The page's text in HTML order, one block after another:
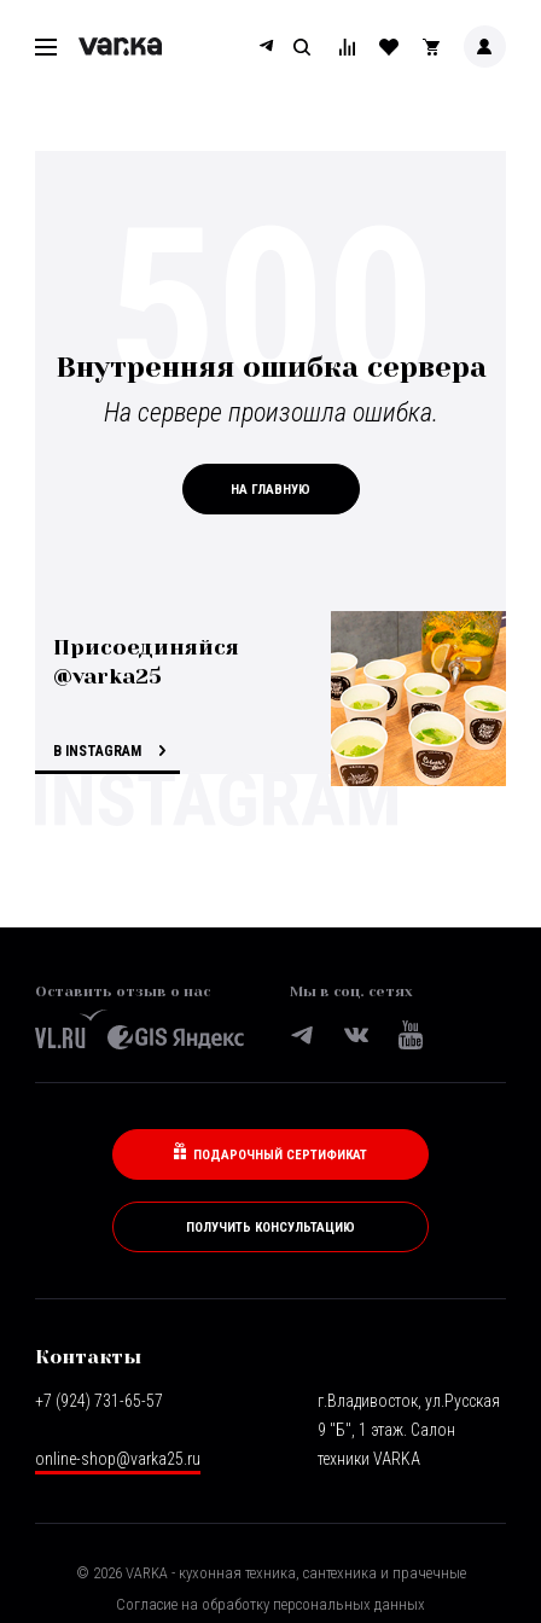
Внутренняя ошибка сервера
На сервере произошла ошибка.
НА ГЛАВНУЮ
500
Присоединяйся
@varka25
В INSTAGRAM
Оставить отзыв о нас Мы в соц. сетях
ПОДАРОЧНЫЙ СЕРТИФИКАТ
ПОЛУЧИТЬ КОНСУЛЬТАЦИЮ
Контакты
+7 (924) 731-65-57
online-shop@varka25.ru
г.Владивосток, ул.Русская
9 "Б", 1 этаж. Салон
техники VARKA
© 2026VARKA - кухонная техника, сантехника и прачечные
Согласие на обработку персональных данных